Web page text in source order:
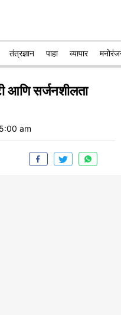
तंत्रज्ञान पाहा व्यापार
आणि सर्जनशीलता
am